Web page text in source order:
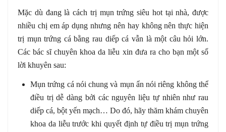
Mặc dù đang là cách trị mụn trứng siêu hot tại nhà, được
nhiều chị em áp dụng nhưng nên hay không nên thực hiện
trị mụn trứng cá bằng rau diếp cá vẫn là một câu hỏi lớn.
Các bác sĩ chuyên khoa da liễu xin đưa ra cho bạn một số
lời khuyên sau:
Mụn trứng cá nói chung và mụn ẩn nói riêng không thể
điều trị dễ dàng bởi các nguyên liệu tự nhiên như rau
diếp cá, bột yến mạch… Do đó, hãy thăm khám chuyên
khoa da liễu trước khi quyết định tự điều trị mụn trứng